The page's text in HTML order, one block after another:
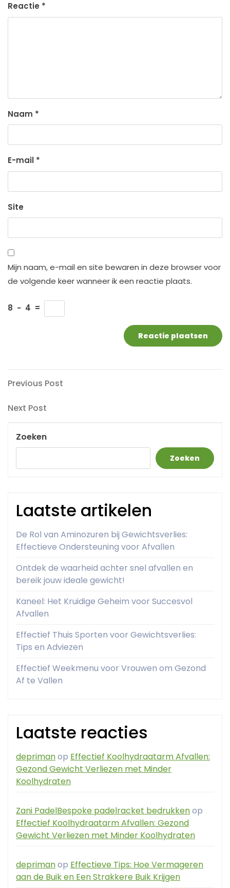
Reactie *
Naam *
E-mail *
Site
Mijn naam, e-mail en site bewaren in deze browser voor
de volgende keer wanneer ik een reactie plaats.
8 − 4 =
Berichtnavigatie
Previous
Previous Post
Next
Next Post
Zoeken
Zoeken
Laatste artikelen
De Rol van Aminozuren bij Gewichtsverlies:
Effectieve Ondersteuning voor Afvallen
Ontdek de waarheid achter snel afvallen en
bereik jouw ideale gewicht!
Kaneel: Het Kruidige Geheim voor Succesvol
Afvallen
Effectief Thuis Sporten voor Gewichtsverlies:
Tips en Adviezen
Effectief Weekmenu voor Vrouwen om Gezond
Af te Vallen
Laatste reacties
deprimanop Effectief Koolhydraatarm Afvallen:
Gezond Gewicht Verliezen met Minder
Koolhydraten
Zani PadelBespoke padelracket bedrukkenop
Effectief Koolhydraatarm Afvallen: Gezond
Gewicht Verliezen met Minder Koolhydraten
deprimanop Effectieve Tips: Hoe Vermageren
aan de Buik en Een Strakkere Buik Krijgen